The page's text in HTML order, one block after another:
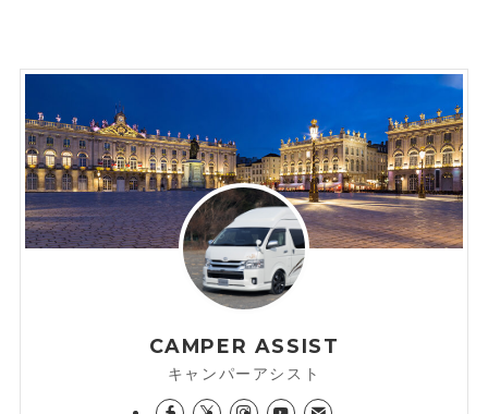
CAMPER ASSIST
キャンパーアシスト